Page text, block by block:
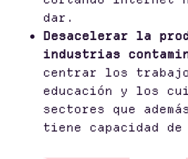
dar.
Desacelerar la
industrias
centrar los
educación y los
sectores que
tiene capacidad de